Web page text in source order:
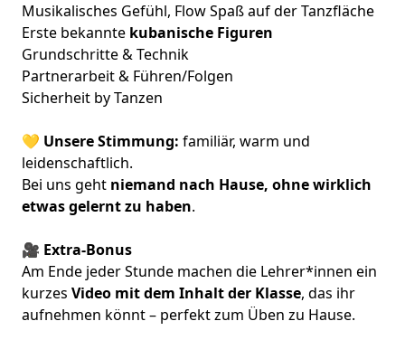
Musikalisches Gefühl, Flow Spaß auf der Tanzfläche
Erste bekannte kubanische Figuren
Grundschritte & Technik
Partnerarbeit & Führen/Folgen
Sicherheit by Tanzen
💛 Unsere Stimmung: familiär, warm und
leidenschaftlich.
Bei uns geht niemand nach Hause, ohne wirklich
etwas gelernt zu haben.
🎥 Extra-Bonus
Am Ende jeder Stunde machen die Lehrer*innen ein
kurzes Video mit dem Inhalt der Klasse, das ihr
aufnehmen könnt – perfekt zum Üben zu Hause.